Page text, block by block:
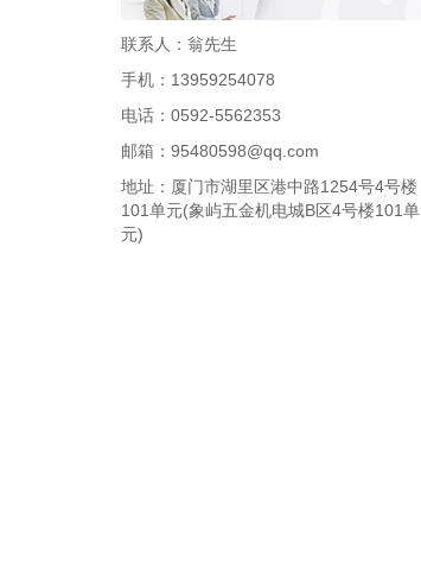
联系人：翁先生
手机：13959254078
电话：0592-5562353
邮箱：95480598@qq.com
地址：厦门市湖里区港中路1254号4号楼
101单元(象屿五金机电城B区4号楼101单
元)